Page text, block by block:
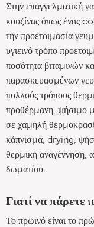
Στην επαγγελματική
κουζίνας όπως ένας
την προετοιμασία
υγιεινό τρόπο
ποσότητα βιταμινών
παρασκευασμένων
πολλούς τρόπους
προθέρμανη, ψήσιμο
σε χαμηλή
κάπνισμα, drying,
θερμική αναγέννηση,
δωματίου.
Γιατί να πάρετε
Το πρωινό είναι το